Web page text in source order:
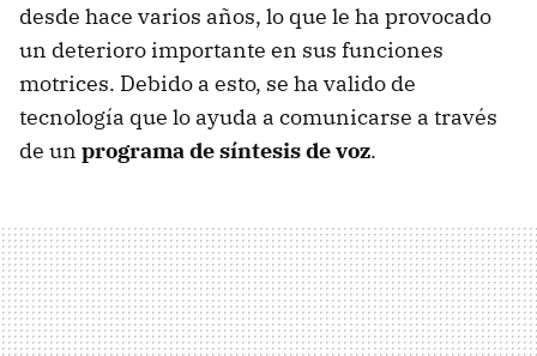
desde hace varios años, lo que le ha provocado
un deterioro importante en sus funciones
motrices. Debido a esto, se ha valido de
tecnología que lo ayuda a comunicarse a través
de un programa de síntesis de voz.